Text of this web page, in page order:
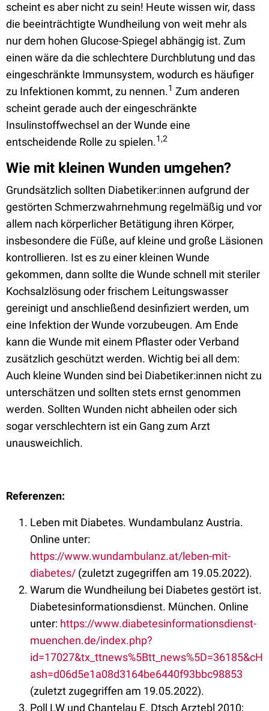
scheint es aber nicht zu sein! Heute wissen wir, dass
die beeinträchtigte Wundheilung von weit mehr als
nur dem hohen Glucose-Spiegel abhängig ist. Zum
einen wäre da die schlechtere Durchblutung und das
eingeschränkte Immunsystem, wodurch es häufiger
zu Infektionen kommt, zu nennen.1 Zum anderen
scheint gerade auch der eingeschränkte
Insulinstoffwechsel an der Wunde eine
entscheidende Rolle zu spielen.1,2
Wie mit kleinen Wunden umgehen?
Grundsätzlich sollten Diabetiker:innen aufgrund der
gestörten Schmerzwahrnehmung regelmäßig und vor
allem nach körperlicher Betätigung ihren Körper,
insbesondere die Füße, auf kleine und große Läsionen
kontrollieren. Ist es zu einer kleinen Wunde
gekommen, dann sollte die Wunde schnell mit steriler
Kochsalzlösung oder frischem Leitungswasser
gereinigt und anschließend desinfiziert werden, um
eine Infektion der Wunde vorzubeugen. Am Ende
kann die Wunde mit einem Pflaster oder Verband
zusätzlich geschützt werden. Wichtig bei all dem:
Auch kleine Wunden sind bei Diabetiker:innen nicht zu
unterschätzen und sollten stets ernst genommen
werden. Sollten Wunden nicht abheilen oder sich
sogar verschlechtern ist ein Gang zum Arzt
unausweichlich.
Referenzen:
Leben mit Diabetes. Wundambulanz Austria.
Online unter:
https://www.wundambulanz.at/leben-mit-
diabetes/ (zuletzt zugegriffen am 19.05.2022).
Warum die Wundheilung bei Diabetes gestört ist.
Diabetesinformationsdienst. München. Online
unter: https://www.diabetesinformationsdienst-
muenchen.de/index.php?
id=17027&tx_ttnews%5Btt_news%5D=36185&cH
ash=d06d5e1a08d3164be6440f93bbc98853
(zuletzt zugegriffen am 19.05.2022).
Poll LW und Chantelau E. Dtsch Arztebl 2010;